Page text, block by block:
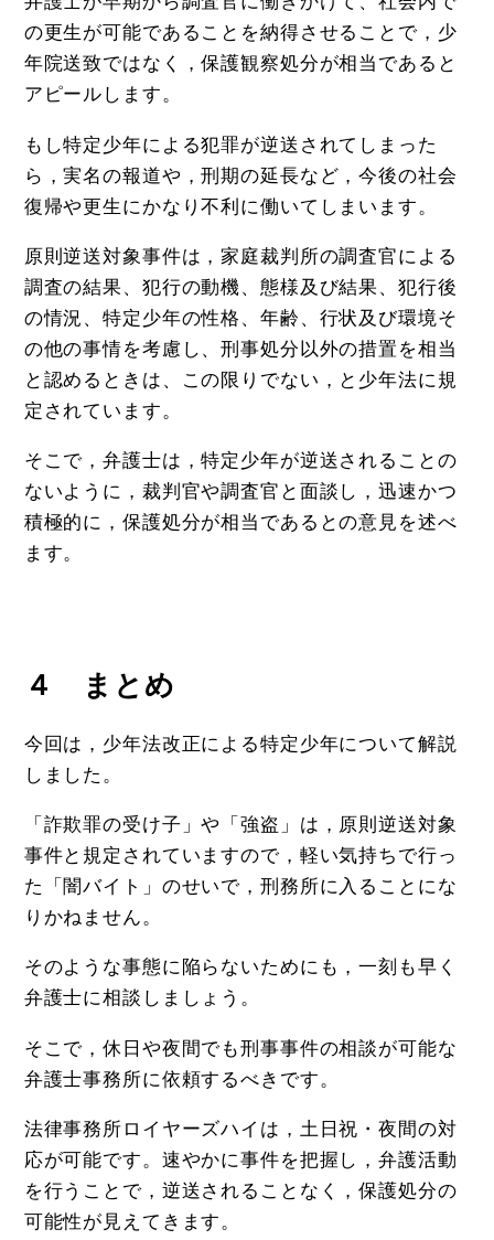
の更生が可能であることを納得させることで，少
年院送致ではなく，保護観察処分が相当であると
アピールします。
もし特定少年による犯罪が逆送されてしまった
ら，実名の報道や，刑期の延長など，今後の社会
復帰や更生にかなり不利に働いてしまいます。
原則逆送対象事件は，家庭裁判所の調査官による
調査の結果、犯行の動機、態様及び結果、犯行後
の情況、特定少年の性格、年齢、行状及び環境そ
の他の事情を考慮し、刑事処分以外の措置を相当
と認めるときは、この限りでない，と少年法に規
定されています。
そこで，弁護士は，特定少年が逆送されることの
ないように，裁判官や調査官と面談し，迅速かつ
積極的に，保護処分が相当であるとの意見を述べ
ます。
４ まとめ
今回は，少年法改正による特定少年について解説
しました。
「詐欺罪の受け子」や「強盗」は，原則逆送対象
事件と規定されていますので，軽い気持ちで行っ
た「闇バイト」のせいで，刑務所に入ることにな
りかねません。
そのような事態に陥らないためにも，一刻も早く
弁護士に相談しましょう。
そこで，休日や夜間でも刑事事件の相談が可能な
弁護士事務所に依頼するべきです。
法律事務所ロイヤーズハイは，土日祝・夜間の対
応が可能です。速やかに事件を把握し，弁護活動
を行うことで，逆送されることなく，保護処分の
可能性が見えてきます。